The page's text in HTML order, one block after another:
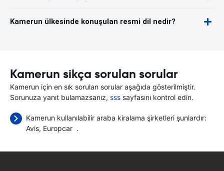
Kamerun ülkesinde konuşulan resmi dil nedir?
Kamerun sikça sorulan sorular
Kamerun için en sık sorulan sorular aşağıda gösterilmiştir.
Sorunuza yanıt bulamazsanız, sss sayfasını kontrol edin.
Kamerun kullanılabilir araba kiralama şirketleri şunlardır:
Avis Europcar .